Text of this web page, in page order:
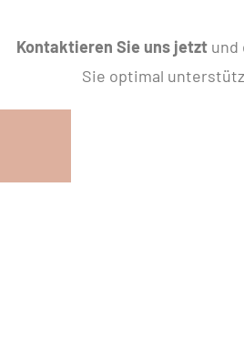
Kontaktieren Sie uns jetztund
Sie optimal